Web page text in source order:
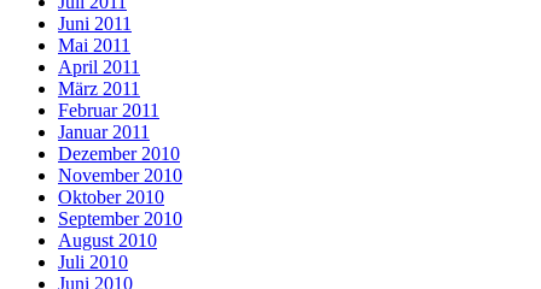
Juni 2011
Mai 2011
April 2011
März 2011
Februar 2011
Januar 2011
Dezember 2010
November 2010
Oktober 2010
September 2010
August 2010
Juli 2010
Juni 2010